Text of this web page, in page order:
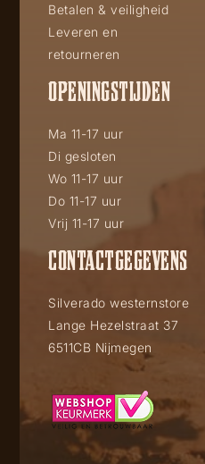
Betalen & veiligheid
Leveren en
retourneren
OPENINGSTIJDEN
Ma 11-17 uur
Di gesloten
Wo 11-17 uur
Do 11-17 uur
Vrij 11-17 uur
CONTACTGEGEVENS
Silverado westernstore
Lange Hezelstraat 37
6511CB Nijmegen